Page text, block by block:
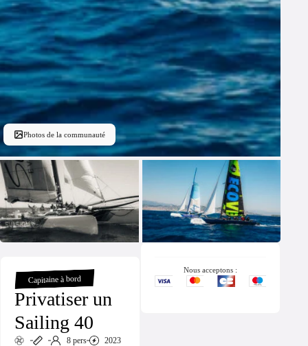
Photos de la communauté
Capitaine à bord
Privatiser un
Sailing 40
8 pers 2023
Nous acceptons :